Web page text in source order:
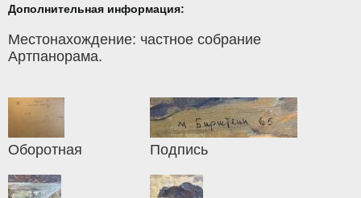
Дополнительная информация:
Местонахождение: частное собрание
Артпанорама.
Оборотная Подпись